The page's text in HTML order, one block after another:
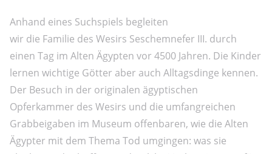
Anhand eines Suchspiels begleiten
wir die Familie des Wesirs Seschemnefer III. durch
einen Tag im Alten Ägypten vor 4500 Jahren. Die Kinder
lernen wichtige Götter aber auch Alltagsdinge kennen.
Der Besuch in der originalen ägyptischen
Opferkammer des Wesirs und die umfangreichen
Grabbeigaben im Museum offenbaren, wie die Alten
Ägypter mit dem Thema Tod umgingen: was sie